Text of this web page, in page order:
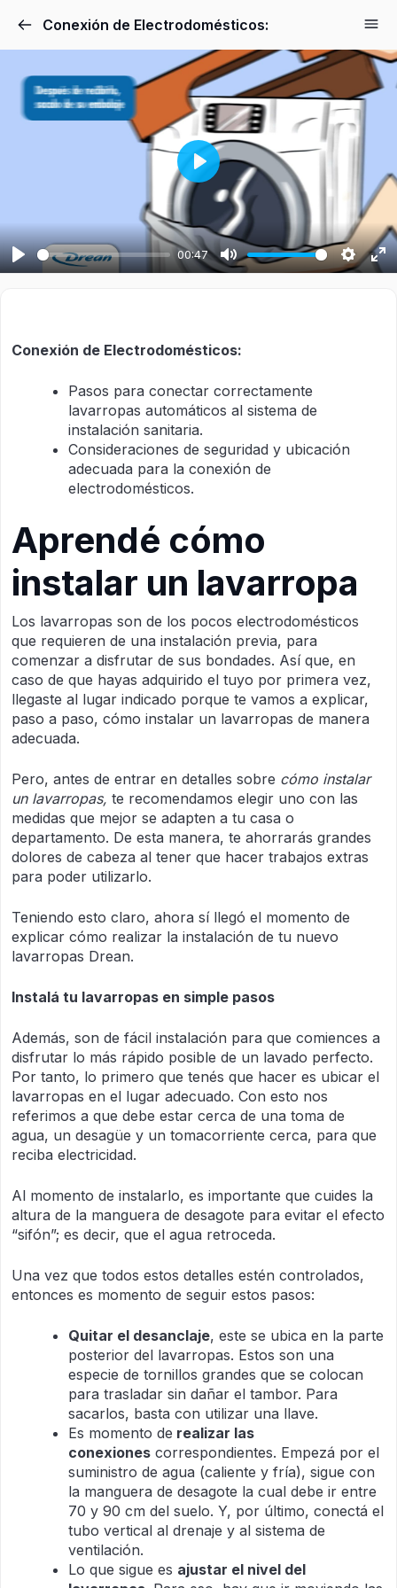
Conexión de Electrodomésticos:
Play
00:47
Mute
Play
Conexión de Electrodomésticos:
Pasos para conectar correctamente
lavarropas automáticos al sistema de
instalación sanitaria.
Consideraciones de seguridad y ubicación
adecuada para la conexión de
electrodomésticos.
Aprendé cómo
instalar un lavarropa
Los lavarropas son de los pocos electrodomésticos
que requieren de una instalación previa, para
comenzar a disfrutar de sus bondades. Así que, en
caso de que hayas adquirido el tuyo por primera vez,
llegaste al lugar indicado porque te vamos a explicar,
paso a paso, cómo instalar un lavarropas de manera
adecuada.
Pero, antes de entrar en detalles sobre cómo instalar
un lavarropas, te recomendamos elegir uno con las
medidas que mejor se adapten a tu casa o
departamento. De esta manera, te ahorrarás grandes
dolores de cabeza al tener que hacer trabajos extras
para poder utilizarlo.
Teniendo esto claro, ahora sí llegó el momento de
explicar cómo realizar la instalación de tu nuevo
lavarropas Drean.
Instalá tu lavarropas en simple pasos
Además, son de fácil instalación para que comiences a
disfrutar lo más rápido posible de un lavado perfecto.
Por tanto, lo primero que tenés que hacer es ubicar el
lavarropas en el lugar adecuado. Con esto nos
referimos a que debe estar cerca de una toma de
agua, un desagüe y un tomacorriente cerca, para que
reciba electricidad.
Al momento de instalarlo, es importante que cuides la
altura de la manguera de desagote para evitar el efecto
“sifón”; es decir, que el agua retroceda.
Una vez que todos estos detalles estén controlados,
entonces es momento de seguir estos pasos:
Quitar el desanclaje, este se ubica en la parte
posterior del lavarropas. Estos son una
especie de tornillos grandes que se colocan
para trasladar sin dañar el tambor. Para
sacarlos, basta con utilizar una llave.
Es momento de realizar las
conexiones correspondientes. Empezá por el
suministro de agua (caliente y fría), sigue con
la manguera de desagote la cual debe ir entre
70 y 90 cm del suelo. Y, por último, conectá el
tubo vertical al drenaje y al sistema de
ventilación.
Lo que sigue es ajustar el nivel del